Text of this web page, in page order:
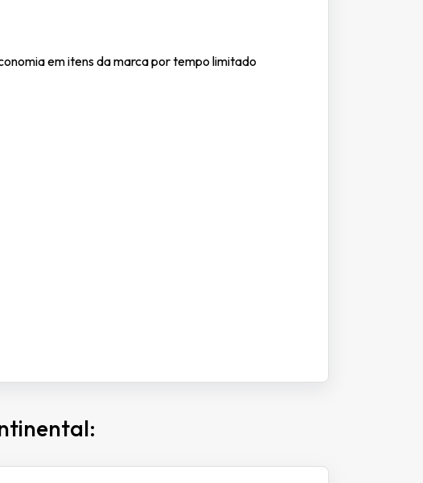
em itens da marca por tempo limitado